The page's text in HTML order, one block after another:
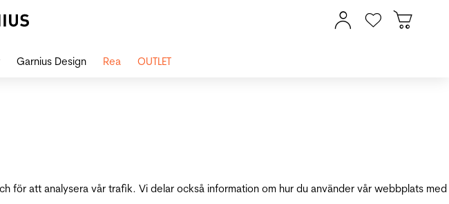
för att analysera vår trafik. Vi delar också information om hur du använder vår webbplats med
Garnius Design Rea OUTLET